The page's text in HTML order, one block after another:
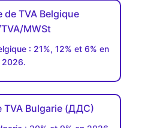
de TVA Belgique
MWSt
: 21%, 12% et 6% en
2026.
TVA Bulgarie (ДДC)